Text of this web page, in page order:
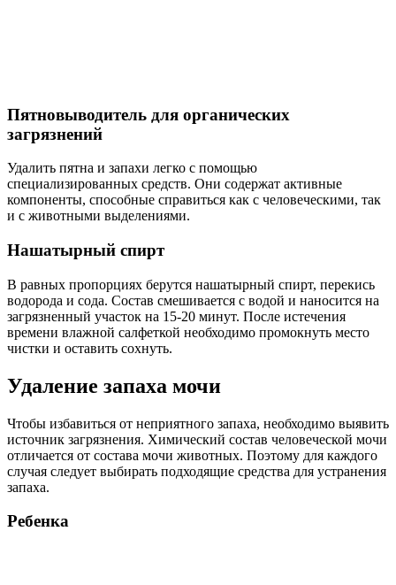
Пятновыводитель для органических
загрязнений
Удалить пятна и запахи легко с помощью
специализированных средств. Они содержат активные
компоненты, способные справиться как с человеческими, так
и с животными выделениями.
Нашатырный спирт
В равных пропорциях берутся нашатырный спирт, перекись
водорода и сода. Состав смешивается с водой и наносится на
загрязненный участок на 15-20 минут. После истечения
времени влажной салфеткой необходимо промокнуть место
чистки и оставить сохнуть.
Удаление запаха мочи
Чтобы избавиться от неприятного запаха, необходимо выявить
источник загрязнения. Химический состав человеческой мочи
отличается от состава мочи животных. Поэтому для каждого
случая следует выбирать подходящие средства для устранения
запаха.
Ребенка